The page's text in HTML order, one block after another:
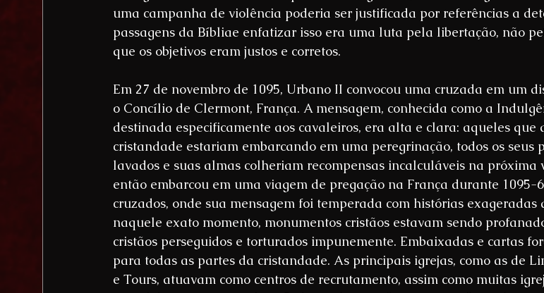
uma campanha de violência poderia ser justificada por referências a
passagens da Bíbliae enfatizar isso era uma luta pela libertação, não
que os objetivos eram justos e corretos.
Em 27 de novembro de 1095, Urbano II convocou uma cruzada em um
o Concílio de Clermont, França. A mensagem, conhecida como a
destinada especificamente aos cavaleiros, era alta e clara: aqueles que
cristandade estariam embarcando em uma peregrinação, todos os seus
lavados e suas almas colheriam recompensas incalculáveis ​​na próxima
então embarcou em uma viagem de pregação na França durante 1095-
cruzados, onde sua mensagem foi temperada com histórias exageradas
naquele exato momento, monumentos cristãos estavam sendo
cristãos perseguidos e torturados impunemente. Embaixadas e cartas
para todas as partes da cristandade. As principais igrejas, como as de
e Tours, atuavam como centros de recrutamento, assim como muitas